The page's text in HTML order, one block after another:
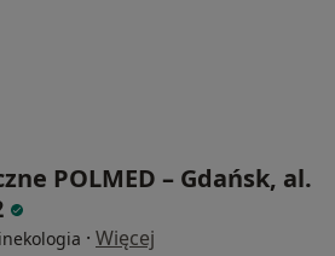
POLMED – Gdańsk, al.
· Więcej